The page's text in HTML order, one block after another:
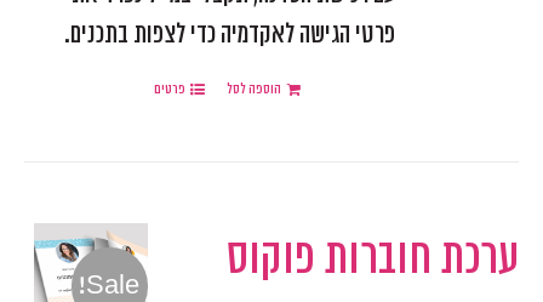
פרטי הגישה לאקדמיה כדי לצפות בתכנים.
הוספה לסל פרטים
Sale!
ערכת חוברות פוקוס